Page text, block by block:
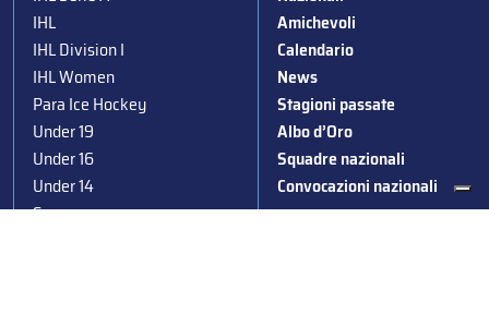
IHL
IHL Division I
IHL Women
Para Ice Hockey
Under 19
Under 16
Under 14
Supercoppa
Amichevoli
Calendario
News
Stagioni passate
Albo d’Oro
Squadre nazionali
Convocazioni nazionali